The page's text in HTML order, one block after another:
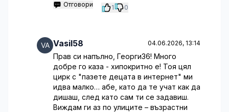
Отговори 1 0
Vasil58 04.06.2026, 13:14
Прав си напълно, Георги36! Много
добре го каза - хипокритно е! Тоя цял
цирк с "пазете децата в интернет" ми
идва малко… абе, като да те учат как да
дишаш, след като сам ти се задавиш.
Виждам ги аз по улиците – възрастни